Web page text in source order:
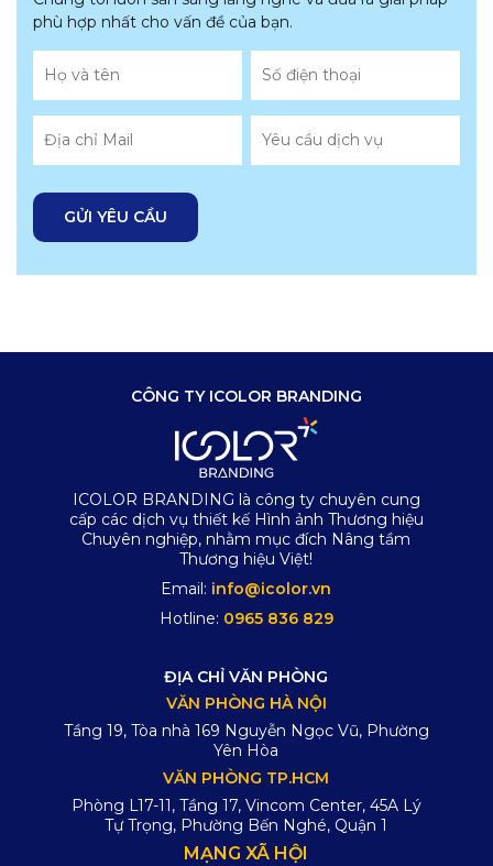
phù hợp nhất cho vấn đề của bạn.
CÔNG TY ICOLOR BRANDING
ICOLOR BRANDING là công ty chuyên cung
cấp các dịch vụ thiết kế Hình ảnh Thương hiệu
Chuyên nghiệp, nhằm mục đích Nâng tầm
Thương hiệu Việt!
Email: info@icolor.vn
Hotline: 0965 836 829
ĐỊA CHỈ VĂN PHÒNG
VĂN PHÒNG HÀ NỘI
Tầng 19, Tòa nhà 169 Nguyễn Ngọc Vũ, Phường
Yên Hòa
VĂN PHÒNG TP.HCM
Phòng L17-11, Tầng 17, Vincom Center, 45A Lý
Tự Trọng, Phường Bến Nghé, Quận 1
MẠNG XÃ HỘI